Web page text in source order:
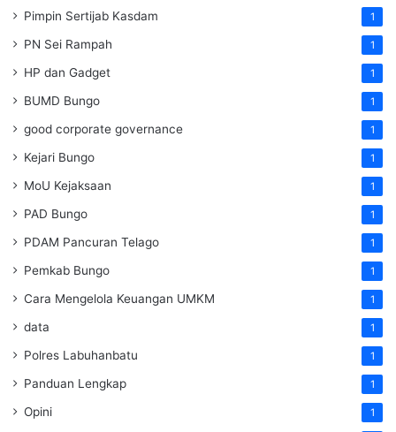
Pimpin Sertijab Kasdam 1
PN Sei Rampah 1
HP dan Gadget 1
BUMD Bungo 1
good corporate governance 1
Kejari Bungo 1
MoU Kejaksaan 1
PAD Bungo 1
PDAM Pancuran Telago 1
Pemkab Bungo 1
Cara Mengelola Keuangan UMKM 1
data 1
Polres Labuhanbatu 1
Panduan Lengkap 1
Opini 1